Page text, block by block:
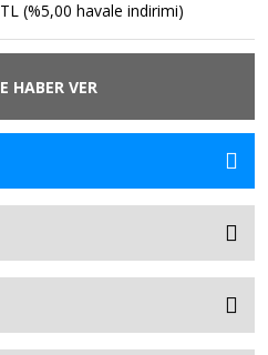
(%5,00 havale indirimi)
HABER VER